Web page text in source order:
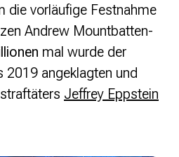
die vorläufige Festnahme
Andrew Mountbatten-
mal wurde der
2019 angeklagten und
Jeffrey Eppstein